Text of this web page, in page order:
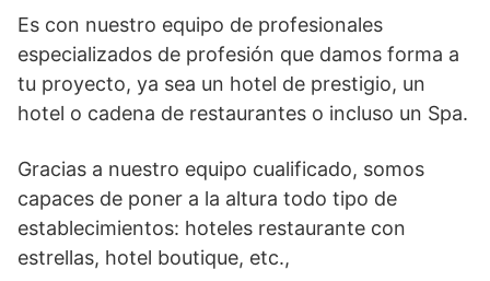
Es con nuestro equipo de profesionales
especializados de profesión que damos forma a
tu proyecto, ya sea un hotel de prestigio, un
hotel o cadena de restaurantes o incluso un Spa.
Gracias a nuestro equipo cualificado, somos
capaces de poner a la altura todo tipo de
establecimientos: hoteles restaurante con
estrellas, hotel boutique, etc.,